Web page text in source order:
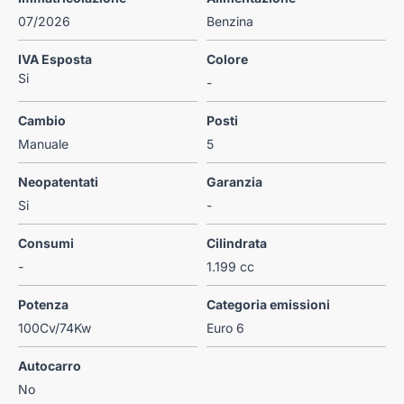
07/2026
Benzina
IVA Esposta
Si
Colore
-
Cambio
Manuale
Posti
5
Neopatentati
Si
Garanzia
-
Consumi
-
Cilindrata
1.199 cc
Potenza
100Cv/74Kw
Categoria emissioni
Euro 6
Autocarro
No